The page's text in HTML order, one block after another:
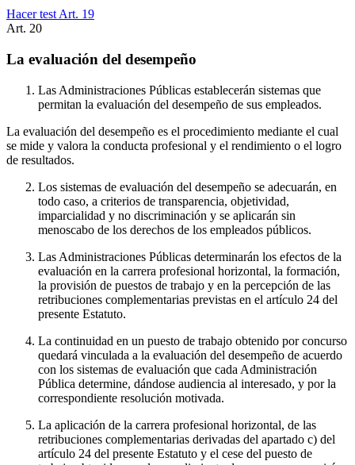
Hacer test Art. 19
Art. 20
La evaluación del desempeño
Las Administraciones Públicas establecerán sistemas que
permitan la evaluación del desempeño de sus empleados.
La evaluación del desempeño es el procedimiento mediante el cual
se mide y valora la conducta profesional y el rendimiento o el logro
de resultados.
Los sistemas de evaluación del desempeño se adecuarán, en
todo caso, a criterios de transparencia, objetividad,
imparcialidad y no discriminación y se aplicarán sin
menoscabo de los derechos de los empleados públicos.
Las Administraciones Públicas determinarán los efectos de la
evaluación en la carrera profesional horizontal, la formación,
la provisión de puestos de trabajo y en la percepción de las
retribuciones complementarias previstas en el artículo 24 del
presente Estatuto.
La continuidad en un puesto de trabajo obtenido por concurso
quedará vinculada a la evaluación del desempeño de acuerdo
con los sistemas de evaluación que cada Administración
Pública determine, dándose audiencia al interesado, y por la
correspondiente resolución motivada.
La aplicación de la carrera profesional horizontal, de las
retribuciones complementarias derivadas del apartado c) del
artículo 24 del presente Estatuto y el cese del puesto de